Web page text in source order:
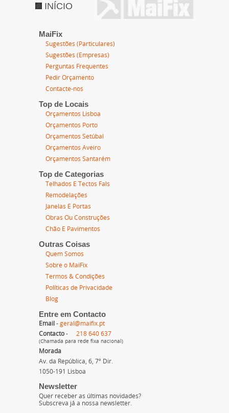
INÍCIO
MaiFix
Sugestões (Particulares)
Sugestões (Empresas)
Perguntas Frequentes
Pedir Orçamento
Contacte-nos
Top de Locais
Orçamentos Lisboa
Orçamentos Porto
Orçamentos Setúbal
Orçamentos Aveiro
Orçamentos Santarém
Top de Categorias
Telhados E Tectos Fals
Remodelações
Janelas E Portas
Obras Ou Construções
Chão E Pavimentos
Outras Coisas
Quem Somos
Sobre o MaiFix
Termos & Condições
Políticas de Privacidade
Blog
Entre em Contacto
Email - geral@maifix.pt
Contacto - 218 640 637
(Chamada para rede fixa nacional)
Morada
Av. da República, 6, 7º Dir.
1050-191 Lisboa
Newsletter
Quer receber as últimas novidades?
Subscreva já a nossa newsletter.